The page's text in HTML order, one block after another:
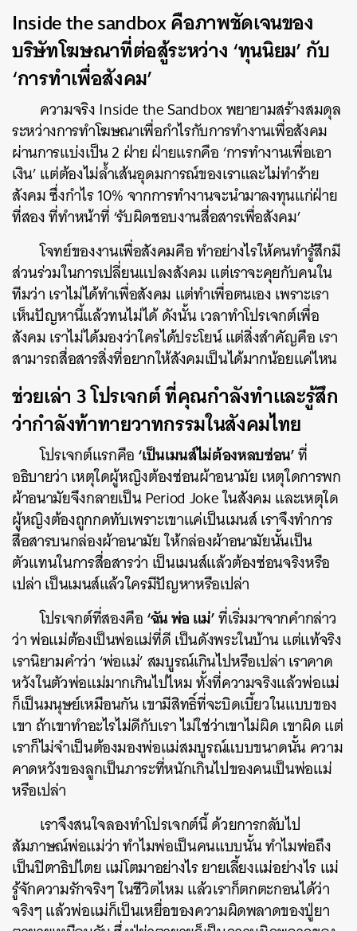
Inside the sandbox คือภาพชัดเจนของ
บริษัทโฆษณาที่ต่อสู้ระหว่าง ‘ทุนนิยม’ กับ
‘การทำเพื่อสังคม’
ความจริง Inside the Sandbox พยายามสร้างสมดุล
ระหว่างการทำโฆษณาเพื่อกำไรกับการทำงานเพื่อสังคม
ผ่านการแบ่งเป็น 2 ฝ่าย ฝ่ายแรกคือ ‘การทำงานเพื่อเอา
เงิน’ แต่ต้องไม่ล้ำเส้นอุดมการณ์ของเราและไม่ทำร้าย
สังคม ซึ่งกำไร 10% จากการทำงานจะนำมาลงทุนแก่ฝ่าย
ที่สอง ที่ทำหน้าที่ ‘รับผิดชอบงานสื่อสารเพื่อสังคม’
โจทย์ของงานเพื่อสังคมคือ ทำอย่างไรให้คนทำรู้สึกมี
ส่วนร่วมในการเปลี่ยนแปลงสังคม แต่เราจะคุยกับคนใน
ทีมว่า เราไม่ได้ทำเพื่อสังคม แต่ทำเพื่อตนเอง เพราะเรา
เห็นปัญหานี้แล้วทนไม่ได้ ดังนั้น เวลาทำโปรเจกต์เพื่อ
สังคม เราไม่ได้มองว่าใครได้ประโยน์ แต่สิ่งสำคัญคือ เรา
สามารถสื่อสารสิ่งที่อยากให้สังคมเป็นได้มากน้อยแค่ไหน
ช่วยเล่า 3 โปรเจกต์ ที่คุณกำลังทำและรู้สึก
ว่ากำลังท้าทายวาทกรรมในสังคมไทย
โปรเจกต์แรกคือ‘เป็นเมนส์ไม่ต้องหลบซ่อน’ที่
อธิบายว่า เหตุใดผู้หญิงต้องซ่อนผ้าอนามัย เหตุใดการพก
ผ้าอนามัยจึงกลายเป็น Period Joke ในสังคม และเหตุใด
ผู้หญิงต้องถูกกดทับเพราะเขาแค่เป็นเมนส์ เราจึงทำการ
สื่อสารบนกล่องผ้าอนามัย ให้กล่องผ้าอนามัยนั้นเป็น
ตัวแทนในการสื่อสารว่า เป็นเมนส์แล้วต้องซ่อนจริงหรือ
เปล่า เป็นเมนส์แล้วใครมีปัญหาหรือเปล่า
โปรเจกต์ที่สองคือ‘ฉัน พ่อ แม่’ที่เริ่มมาจากคำกล่าว
ว่า พ่อแม่ต้องเป็นพ่อแม่ที่ดี เป็นดังพระในบ้าน แต่แท้จริง
เรานิยามคำว่า ‘พ่อแม่’ สมบูรณ์เกินไปหรือเปล่า เราคาด
หวังในตัวพ่อแม่มากเกินไปไหม ทั้งที่ความจริงแล้วพ่อแม่
ก็เป็นมนุษย์เหมือนกัน เขามีสิทธิ์ที่จะบิดเบี้ยวในแบบของ
เขา ถ้าเขาทำอะไรไม่ดีกับเรา ไม่ใช่ว่าเขาไม่ผิด เขาผิด แต่
เราก็ไม่จำเป็นต้องมองพ่อแม่สมบูรณ์แบบขนาดนั้น ความ
คาดหวังของลูกเป็นภาระที่หนักเกินไปของคนเป็นพ่อแม่
หรือเปล่า
เราจึงสนใจลองทำโปรเจกต์นี้ ด้วยการกลับไป
สัมภาษณ์พ่อแม่ว่า ทำไมพ่อเป็นคนแบบนั้น ทำไมพ่อถึง
เป็นปิตาธิปไตย แม่โตมาอย่างไร ยายเลี้ยงแม่อย่างไร แม่
รู้จักความรักจริงๆ ในชีวิตไหม แล้วเราก็ตกตะกอนได้ว่า
จริงๆ แล้วพ่อแม่ก็เป็นเหยื่อของความผิดพลาดของปู่ยา